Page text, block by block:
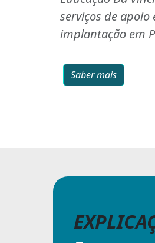
serviços de apoio
implantação em
Saber mais